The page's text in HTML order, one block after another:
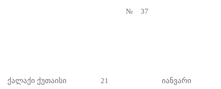
№ 37
ქალაქი ქუთაისი 21
იანვარი